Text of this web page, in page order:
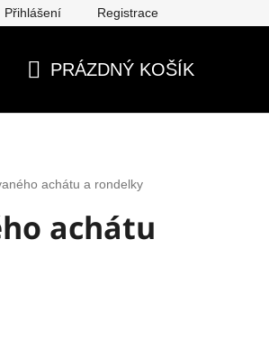
Obchodní podmínky
Přihlášení Registrace
PRÁZDNÝ KOŠÍK
achátu a rondelky
achátu